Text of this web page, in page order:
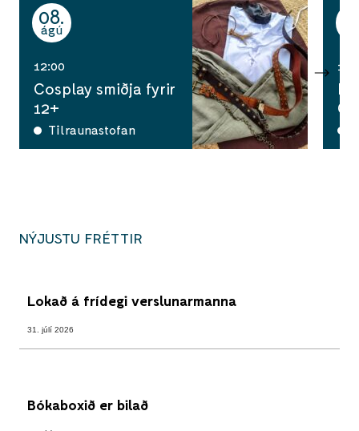
08
ágú
12:00
Cosplay smiðja fyrir
12+
Tilraunastofan
NÝJUSTU FRÉTTIR
Lokað á frídegi verslunarmanna
31. júlí 2026
Bókaboxið er bilað